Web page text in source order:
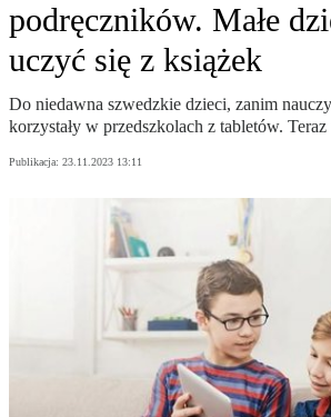
podręczników. Małe
uczyć się z książek
Do niedawna szwedzkie dzieci, zanim
korzystały w przedszkolach z tabletów.
Publikacja: 23.11.2023 13:11